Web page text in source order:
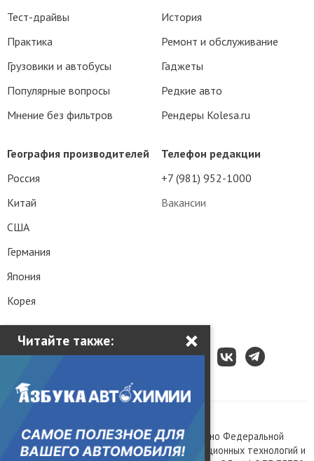
Читайте также: ×
Телефон редакции
+7 (981) 952-1000
Вакансии
Тест-драйвы
Практика
Грузовики и автобусы
Популярные вопросы
Мнение без фильтров
История
Ремонт и обслуживание
Гаджеты
Редкие авто
Рендеры Kolesa.ru
География производителей
Россия
Китай
США
Германия
Япония
Корея
Сетевое издание «Kolesa.ru», зарегистрировано Федеральной
службой по надзору в сфере связи, информационных технологий и